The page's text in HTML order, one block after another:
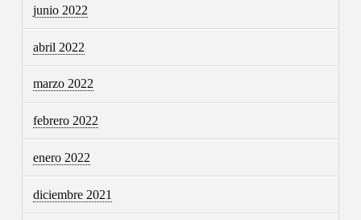
junio 2022
abril 2022
marzo 2022
febrero 2022
enero 2022
diciembre 2021